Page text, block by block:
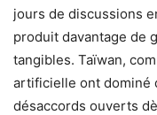
jours de discussions
produit davantage de
tangibles. Taïwan,
artificielle ont dominé
désaccords ouverts